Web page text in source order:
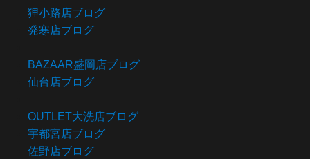
狸小路店ブログ
発寒店ブログ
BAZAAR盛岡店ブログ
仙台店ブログ
OUTLET大洗店ブログ
宇都宮店ブログ
佐野店ブログ